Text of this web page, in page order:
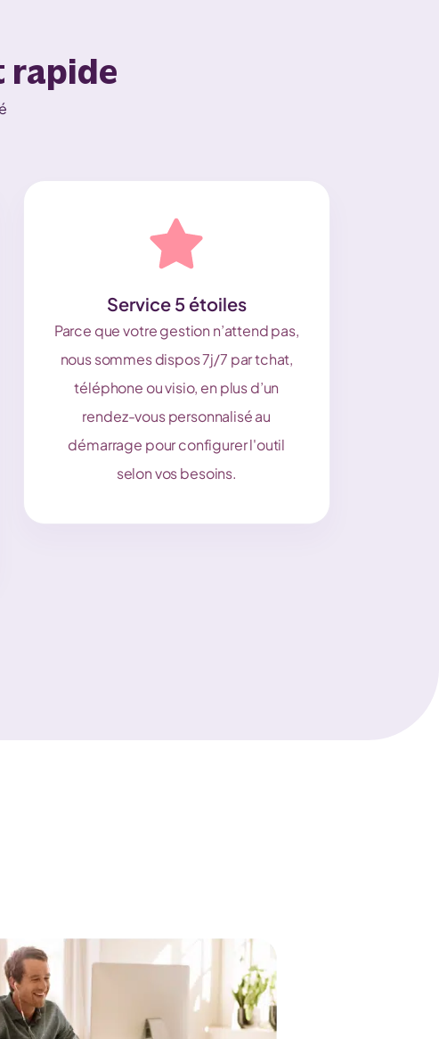
rapide
Service 5 étoiles
Parce que votre gestion n’attend pas,
nous sommes dispos 7j/7 par tchat,
téléphone ou visio, en plus d’un
rendez-vous personnalisé au
démarrage pour configurer l'outil
selon vos besoins.